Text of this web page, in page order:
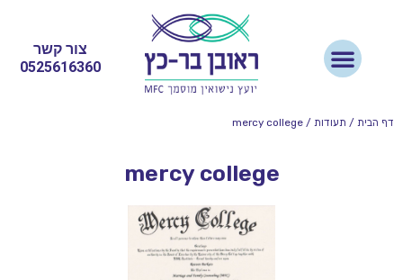
צור קשר
0525616360
דף הבית / תעודות /
mercy college
mercy college